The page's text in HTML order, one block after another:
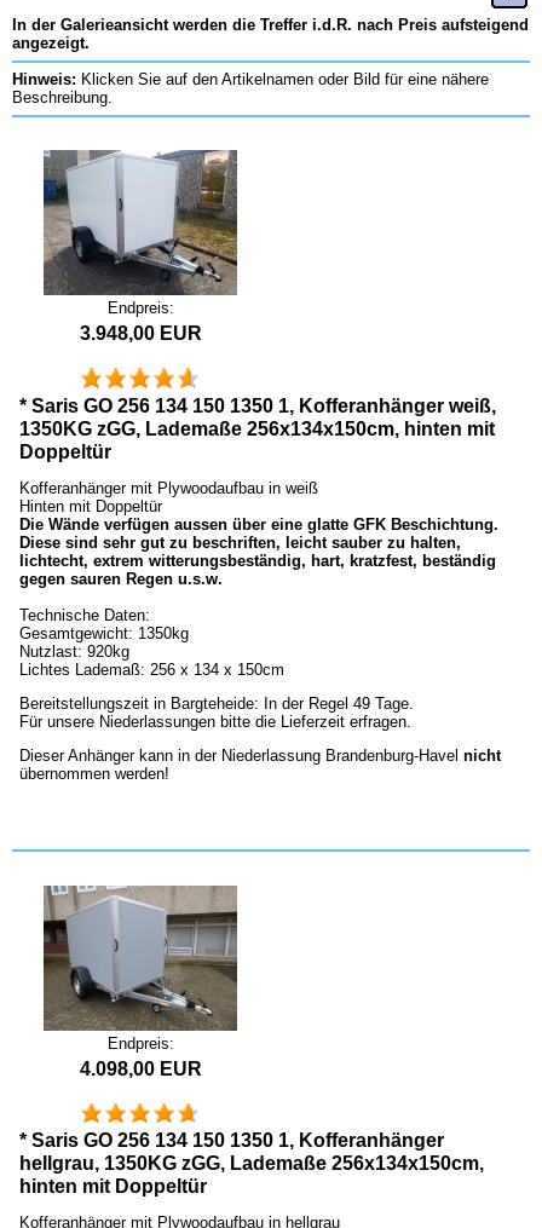
In der Galerieansicht werden die Treffer i.d.R. nach Preis aufsteigend
angezeigt.
Hinweis: Klicken Sie auf den Artikelnamen oder Bild für eine nähere
Beschreibung.
Endpreis:
3.948,00 EUR
* Saris GO 256 134 150 1350 1, Kofferanhänger weiß,
1350KG zGG, Lademaße 256x134x150cm, hinten mit
Doppeltür
Kofferanhänger mit Plywoodaufbau in weiß
Hinten mit Doppeltür
Die Wände verfügen aussen über eine glatte GFK Beschichtung.
Diese sind sehr gut zu beschriften, leicht sauber zu halten,
lichtecht, extrem witterungsbeständig, hart, kratzfest, beständig
gegen sauren Regen u.s.w.
Technische Daten:
Gesamtgewicht: 1350kg
Nutzlast: 920kg
Lichtes Lademaß: 256 x 134 x 150cm
Bereitstellungszeit in Bargteheide: In der Regel 49 Tage.
Für unsere Niederlassungen bitte die Lieferzeit erfragen.
Dieser Anhänger kann in der Niederlassung Brandenburg-Havel nicht
übernommen werden!
Endpreis:
4.098,00 EUR
* Saris GO 256 134 150 1350 1, Kofferanhänger
hellgrau, 1350KG zGG, Lademaße 256x134x150cm,
hinten mit Doppeltür
Kofferanhänger mit Plywoodaufbau in hellgrau